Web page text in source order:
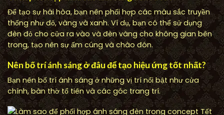
Để tạo sự hài hòa, bạn nên phối hợp các màu sắc truyền
thống như đỏ, vàng và xanh. Ví dụ, bạn có thể sử dụng
đèn đỏ cho cửa ra vào và đèn vàng cho không gian bên
trong, tạo nên sự ấm cúng và chào đón.
Nên bố trí ánh sáng ở đâu để tạo hiệu ứng tốt nhất?
Bạn nên bố trí ánh sáng ở những vị trí nổi bật như cửa
chính, bàn thờ tổ tiên và các góc trang trí.